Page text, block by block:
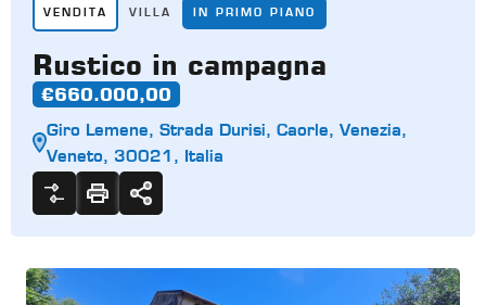
VENDITA VILLA IN PRIMO PIANO
Rustico in campagna
€660.000,00
Giro Lemene, Strada Durisi, Caorle, Venezia,
Veneto, 30021, Italia